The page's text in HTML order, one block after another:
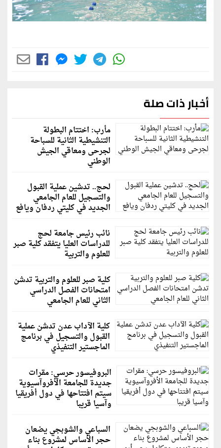
أخبار ذات صلة
مأرب: اختتام البطولة
التنشيطية الثانية للسباحة
لجرحى ومعاقي الجيش
الوطني
لحج.. تدشين عملية القبول
والتسجيل للعام الجامعي
الجديد في كليتي ردفان ويافع
نائب رئيس جامعة لحج
للدراسات العليا يتفقد كلية صبر
للعلوم والتربية
كلية صبر للعلوم والتربية تدشن
امتحانات الفصل الدراسي
الثاني للعام الجامعي
كلية الآداب عدن تدشن عملية
القبول والتسجيل في برنامج
الماجستير التنفيذي
البروفيسور حرسي: مقرات
جديدة للجامعة الأفروآسيوية
سيتم افتتاحها في دول أفريقيا
وآسيا قريبا
السباعي والشوبجي يضعان
حجر الأساس لمشروع بناء